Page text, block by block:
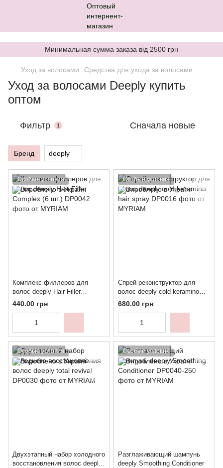
Минимальная сумма заказа від 2500 грн
Уход за волосами Средства для ухода за волосами
Уход за волосами Deeply купить
оптом
Фильтр 1 Сначала новые
Бренд deeply
Особые условия
Комплекс филлеров для
волос deeply Hair Filler
Complex (6 шт.)
440.00 грн
Особые условия
Спрей-реконструктор для
волос deeply cold keramino
hair spray
680.00 грн
Особые условия
Двухэтапный набор холодного
восстановления волос deeply
Особые условия
Разглаживающий шампунь
deeply Smoothing Conditioner